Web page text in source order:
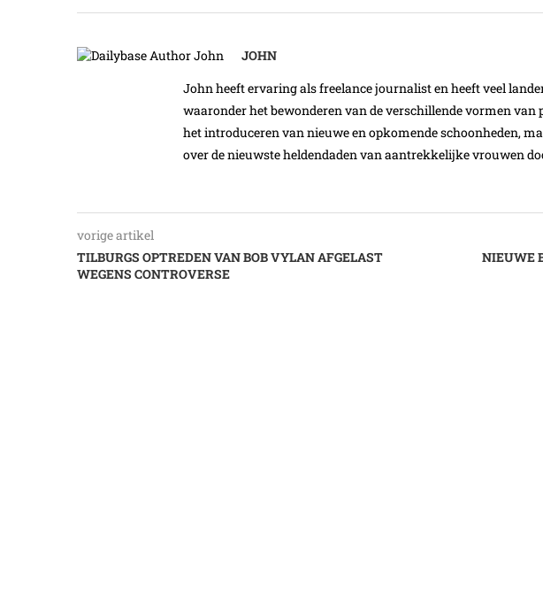
JOHN
John heeft ervaring als freelance journalist en heeft veel
waaronder het bewonderen van de verschillende vormen van
het introduceren van nieuwe en opkomende schoonheden,
over de nieuwste heldendaden van aantrekkelijke vrouwen
vorige artikel
TILBURGS OPTREDEN VAN BOB VYLAN AFGELAST
WEGENS CONTROVERSE
NIEUWE